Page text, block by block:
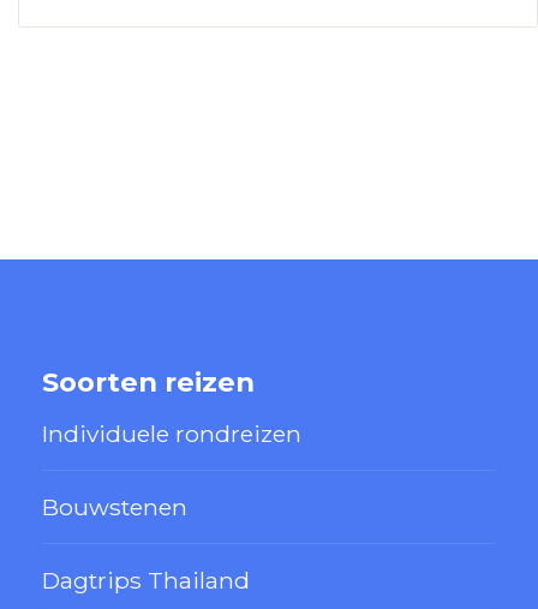
Soorten reizen
Individuele rondreizen
Bouwstenen
Dagtrips Thailand